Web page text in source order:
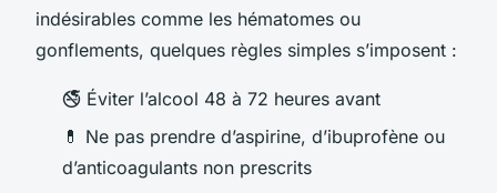
indésirables comme les hématomes ou
gonflements, quelques règles simples s’imposent :
🚭 Éviter l’alcool 48 à 72 heures avant
💊 Ne pas prendre d’aspirine, d’ibuprofène ou
d’anticoagulants non prescrits